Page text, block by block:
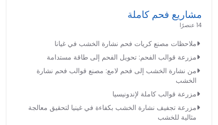
مشاريع فحم كاملة
14 عنصرًا
ملاحظات مصنع كريات فحم نشارة الخشب في غيانا
مزرعة قوالب الفحم: تحويل الفحم إلى طاقة مستدامة
من نشارة الخشب إلى فحم لامع: مصنع قوالب فحم نشارة
الخشب
مزرعة قوالب كاملة لإندونيسيا
مزرعة تجفيف نشارة الخشب بكفاءة في غينيا لتحقيق معالجة
مثالية للخشب